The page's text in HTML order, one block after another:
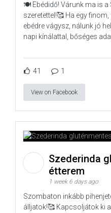
🍽️ Ebédidő! Várunk ma is a
szeretettel!🥰 Ha egy
ebédre vágysz, nálunk jó
napi kínálattal, bőséges
41 1
View on Facebook
Szederinda
étterem
1 week 6 days ago
Szombaton inkább
álljatok!🥰 Kapcsoljátok ki